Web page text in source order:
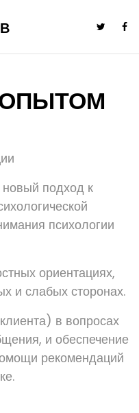
подход к
психологии
ориентациях,
и слабых сторонах.
в вопросах
и обеспечение
рекомендаций